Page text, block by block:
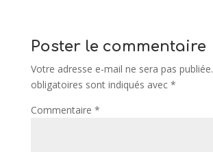
Poster le commentaire
Votre adresse e-mail ne sera pas publiée.
obligatoires sont indiqués avec *
Commentaire *